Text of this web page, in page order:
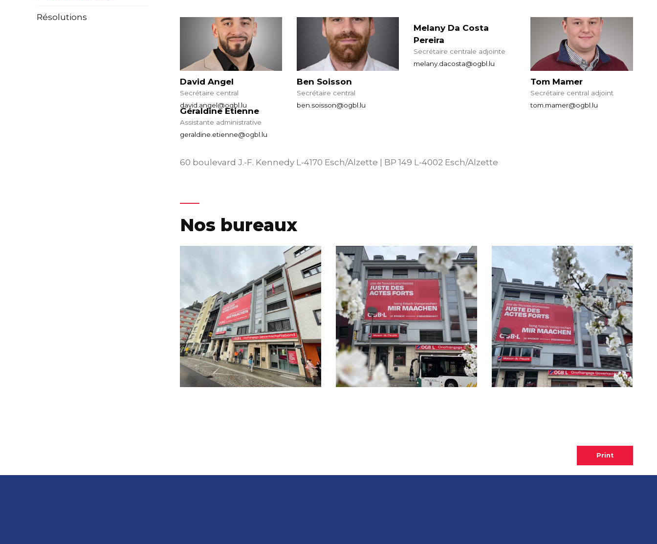
Résolutions
David Angel
Secrétaire central
david.angel@ogbl.lu
Ben Soisson
Secrétaire central
ben.soisson@ogbl.lu
Melany Da Costa
Pereira
Secrétaire centrale adjointe
melany.dacosta@ogbl.lu
Tom Mamer
Secrétaire central adjoint
tom.mamer@ogbl.lu
Géraldine Etienne
Assistante administrative
geraldine.etienne@ogbl.lu
60 boulevard J.-F. Kennedy L-4170 Esch/Alzette | BP 149 L-4002 Esch/Alzette
Nos bureaux
Print